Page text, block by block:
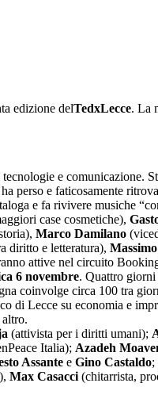
edizione delTedxLecce. La
e comunicazione.
perso e faticosamente
e fa rivivere musiche
case cosmetiche),
Marco Damilano
diritto e letteratura),
attive nel circuito
6 novembre. Quattro
coinvolge circa 100 tra
di Lecce su economia e
(attivista per i diritti umani);
Italia); Azadeh
Assante e Gino Castaldo;
Max Casacci (chitarrista,